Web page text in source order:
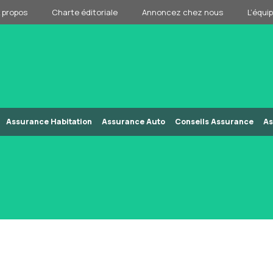
propos Charte éditoriale Annoncez chez nous
Assurance Habitation Assurance Auto Conseils Assurance